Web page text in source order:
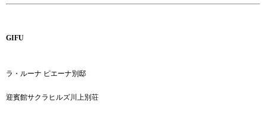
GIFU
ラ・ルーナ ピエーナ別邸
迎賓館サクラヒルズ川上別荘